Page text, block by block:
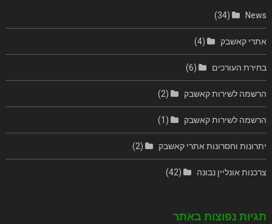
News
(34)
אתרי קאשבק (4)
בחירת העורכים (6)
הרשמה לשירות קאשבק (2)
הרשמה לשירות קאשבק (1)
יתרונות וחסרונות אתרי קאשבק (2)
צרכנות אונליין נבונה (42)
תגיות נפוצות באתר